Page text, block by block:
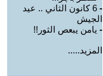
-
6 كانون الثاني .. عيد
الجيش
- يامن يبعص الثور!!
المزيد.....